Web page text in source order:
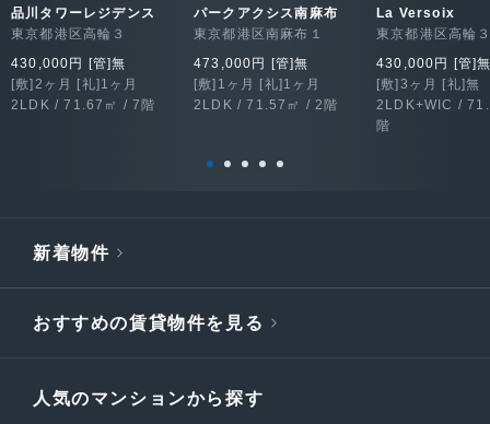
品川タワーレジデンス
東京都港区高輪３
430,000円 [管]無
[敷]2ヶ月 [礼]1ヶ月
2LDK / 71.67㎡ / 7階
パークアクシス南麻布
東京都港区南麻布１
473,000円 [管]無
[敷]1ヶ月 [礼]1ヶ月
2LDK / 71.57㎡ / 2階
La Versoix
東京都港区高輪
430,000円 [管]
[敷]3ヶ月 [礼]無
2LDK+WIC /
階
新着物件
おすすめの賃貸物件を見る
人気のマンションから探す